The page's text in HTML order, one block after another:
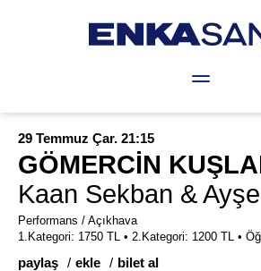
Hakkında Lale Tara Sanat
29 Temmuz Çar. 21:15
GÖMERCİN
Kaan Sekban &
Performans / Açıkhava
1.Kategori: 1750 TL • 2.Kategori: 1200 TL •
paylaş ekle bilet al